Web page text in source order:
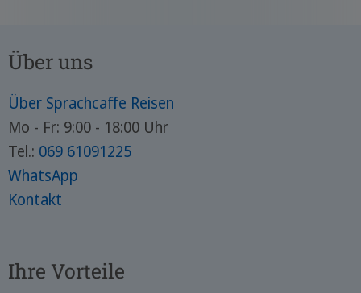
Über uns
Über Sprachcaffe Reisen
Mo - Fr: 9:00 - 18:00 Uhr
Tel.: 069 61091225
WhatsApp
Kontakt
Ihre Vorteile